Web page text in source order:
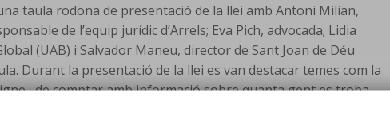
taula rodona de presentació de la llei amb Antoni Milian,
de l’equip jurídic d’Arrels; Eva Pich, advocada; Lidia
(UAB) i Salvador Maneu, director de Sant Joan de Déu
Durant la presentació de la llei es van destacar temes com la
de comptar amb informació sobre quanta gent es troba
i les dones en situació de sensellar.